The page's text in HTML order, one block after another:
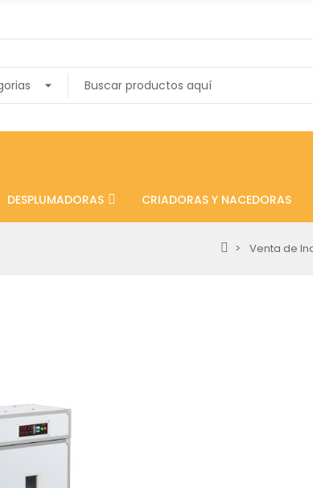
DESPLUMADORAS CRIADORAS Y NACEDORAS
Venta de